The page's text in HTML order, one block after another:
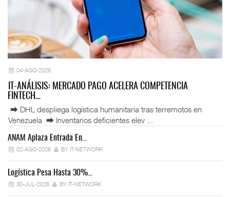
04-AGO-2026
IT-ANÁLISIS: MERCADO PAGO ACELERA COMPETENCIA
FINTECH…
⮕ DHL despliega logística humanitaria tras terremotos en
Venezuela ⮕ Inventarios deficientes elev ...
ANAM Aplaza Entrada En…
02-AGO-2026 BY IT-NETWORK
Logística Pesa Hasta 30%…
30-JUL-2026 BY IT-NETWORK